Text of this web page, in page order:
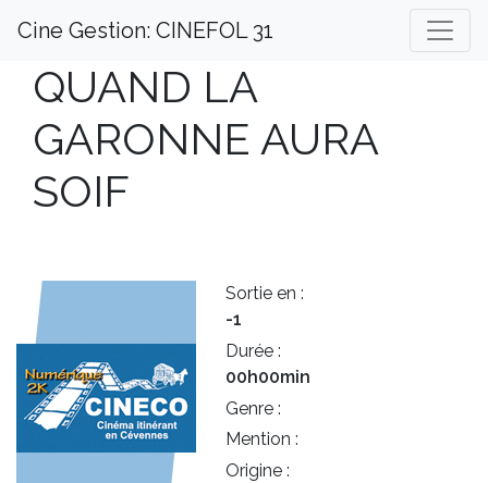
Cine Gestion: CINEFOL 31
QUAND LA
GARONNE AURA
SOIF
Sortie en :
-1
Durée :
00h00min
Genre :
Mention :
Origine :